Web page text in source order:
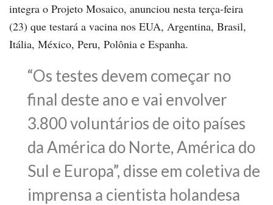
integra o Projeto Mosaico, anunciou nesta terça-feira
(23) que testará a vacina nos EUA, Argentina, Brasil,
Itália, México, Peru, Polônia e Espanha.
“Os testes devem começar no
final deste ano e vai envolver
3.800 voluntários de oito países
da América do Norte, América do
Sul e Europa”, disse em coletiva de
imprensa a cientista holandesa